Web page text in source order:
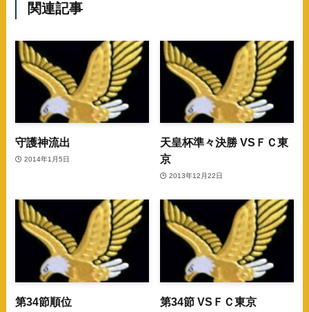
関連記事
守護神流出
2014年1月5日
天皇杯準々決勝 VSＦＣ東
京
2013年12月22日
第34節順位 第34節 VSＦＣ東京